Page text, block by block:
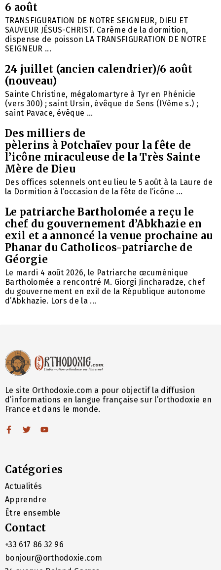
6 août
TRANSFIGURATION DE NOTRE SEIGNEUR, DIEU ET
SAUVEUR JÉSUS-CHRIST. Carême de la dormition,
dispense de poisson LA TRANSFIGURATION DE NOTRE
SEIGNEUR ...
24 juillet (ancien calendrier)/6 août
(nouveau)
Sainte Christine, mégalomartyre à Tyr en Phénicie
(vers 300) ; saint Ursin, évêque de Sens (IVème s.) ;
saint Pavace, évêque ...
Des milliers de
pèlerins à Potchaïev pour la fête de
l’icône miraculeuse de la Très Sainte
Mère de Dieu
Des offices solennels ont eu lieu le 5 août à la Laure de
la Dormition à l’occasion de la fête de l’icône ...
Le patriarche Bartholomée a reçu le
chef du gouvernement d’Abkhazie en
exil et a annoncé la venue prochaine au
Phanar du Catholicos-patriarche de
Géorgie
Le mardi 4 août 2026, le Patriarche œcuménique
Bartholomée a rencontré M. Giorgi Jincharadze, chef
du gouvernement en exil de la République autonome
d’Abkhazie. Lors de la ...
Le site Orthodoxie.com a pour objectif la diffusion
d’informations en langue française sur l’orthodoxie en
France et dans le monde.
Catégories
Actualités
Apprendre
Être ensemble
Contact
+33 617 86 32 96
bonjour@orthodoxie.com